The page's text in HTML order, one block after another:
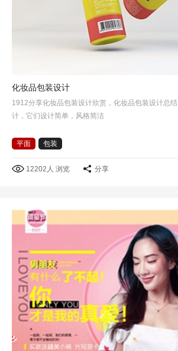
化妆品包装设计
1912分享化妆品包装设计欣赏，化妆品包装设计总
计，它们设计简单，风格简洁
平面 包装
12202人 浏览 分享